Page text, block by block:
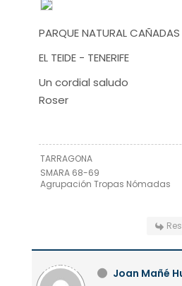
PARQUE NATURAL CAÑADAS
EL TEIDE - TENERIFE
Un cordial saludo
Roser
TARRAGONA
SMARA 68-69
Agrupación Tropas Nómadas
Joan Mañé